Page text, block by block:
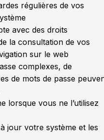
régulières de vos
avec des droits
la consultation de vos
sur le web
complexes, de
de mots de passe
lorsque vous ne l’utilisez
jour votre système et les